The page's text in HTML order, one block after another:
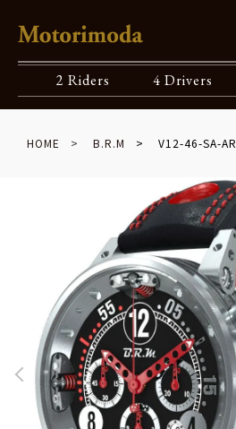
2 Riders 4 Drivers
HOME B.R.M V12-46-SA-AR